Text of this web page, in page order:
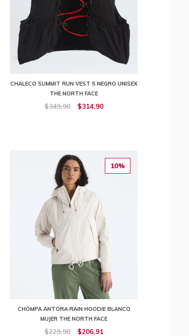
CHALECO SUMMIT RUN VEST 5 NEGRO UNISEX
THE NORTH FACE
$349,90 $314,90
10%
CHOMPA ANTORA RAIN HOODIE BLANCO
MUJER THE NORTH FACE
$229,90 $206,91